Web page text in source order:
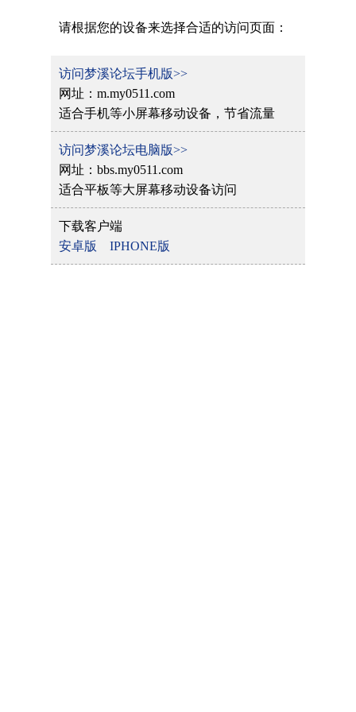
请根据您的设备来选择合适的访问页面：
访问梦溪论坛手机版>>
网址：m.my0511.com
适合手机等小屏幕移动设备，节省流量
访问梦溪论坛电脑版>>
网址：bbs.my0511.com
适合平板等大屏幕移动设备访问
下载客户端
安卓版
IPHONE版